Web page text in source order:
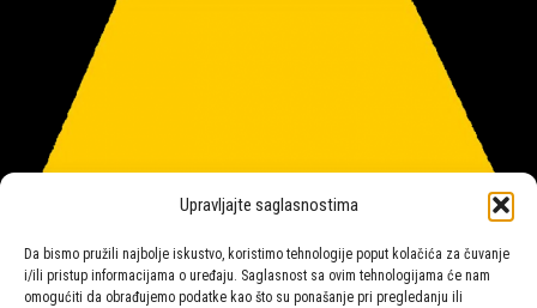
Upravljajte saglasnostima
Da bismo pružili najbolje iskustvo, koristimo tehnologije poput kolačića za čuvanje
i/ili pristup informacijama o uređaju. Saglasnost sa ovim tehnologijama će nam
omogućiti da obrađujemo podatke kao što su ponašanje pri pregledanju ili